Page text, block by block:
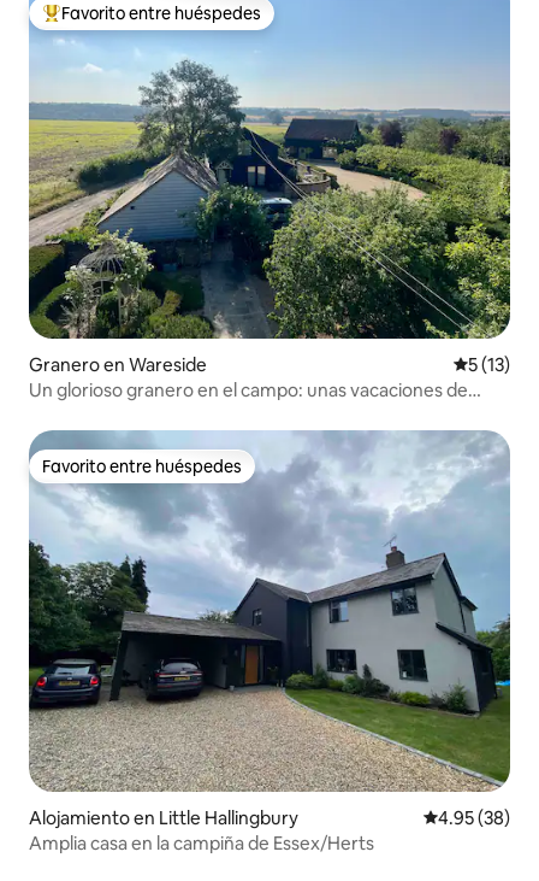
Favorito entre huéspedes preferido
Favorito entre huéspedes
Granero en Wareside
5 (13)
Un glorioso granero en el campo: unas vacaciones de
Favorito entre huéspedes
Favorito entre huéspedes
Alojamiento en Little Hallingbury Calificación
4.95 (38)
Amplia casa en la campiña de Essex/Herts